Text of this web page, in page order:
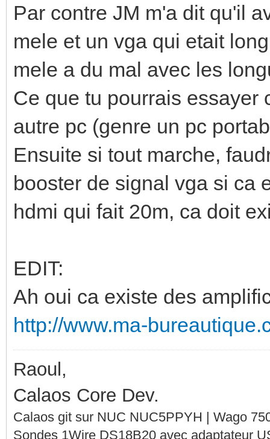
Par contre JM m'a dit qu'il
mele et un vga qui etait
mele a du mal avec les
Ce que tu pourrais essayer
autre pc (genre un pc
Ensuite si tout marche,
booster de signal vga si ca
hdmi qui fait 20m, ca doit
EDIT:
Ah oui ca existe des
http://www.ma-
Raoul,
Calaos Core Dev.
Calaos git sur NUC NUC5PPYH | Wago
Sondes 1Wire DS18B20 avec adaptateur